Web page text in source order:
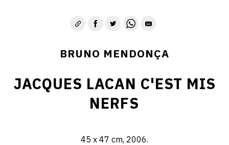
BRUNO MENDONÇA
JACQUES LACAN C'EST MIS
NERFS
45 x 47 cm, 2006.